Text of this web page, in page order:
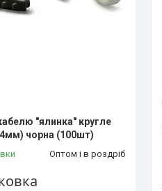
"ялинка" кругле
чорна (100шт)
Оптом і в роздріб